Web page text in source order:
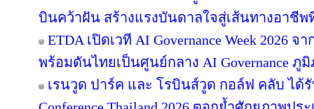
บินคว้าฝัน สร้างแรงบันดาลใจสู่เส้นทางอาชี
ETDA เปิดเวที AI Governance Week 2026
พร้อมดันไทยเป็นศูนย์กลาง AI Governance ภู
เรนวูด ปาร์ค และ โรบินส์วูด กอล์ฟ คลับ ได้รั